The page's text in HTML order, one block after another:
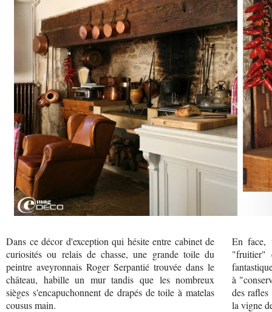
Dans ce décor d'exception qui hésite entre cabinet de
curiosités ou relais de chasse, une grande toile du
peintre aveyronnais Roger Serpantié trouvée dans le
château, habille un mur tandis que les nombreux
sièges s'encapuchonnent de drapés de toile à matelas
cousus main.
En face,
"fruitier"
à
des
la vigne